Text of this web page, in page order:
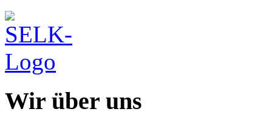
Wir über uns